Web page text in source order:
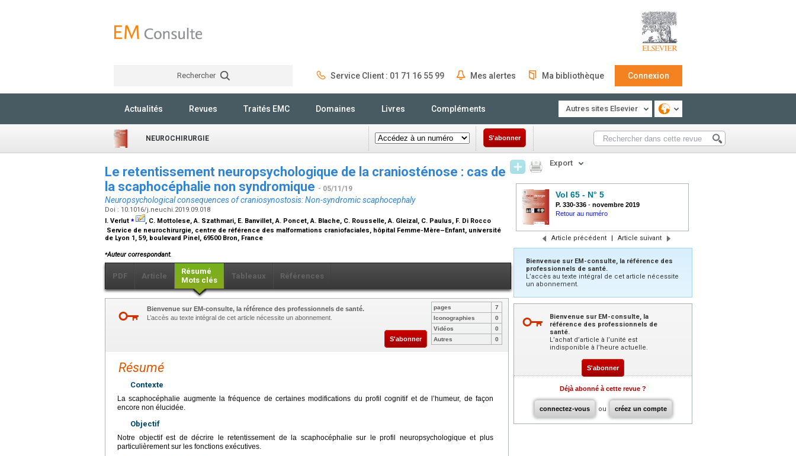
Rechercher Service Client : 01 71 16 55 99 Mes alertes Ma bibliothèque Connexion
Actualités Revues Traités EMC Domaines Livres Compléments Autres sites Elsevier
NEUROCHIRURGIE S'abonner
Le retentissement neuropsychologique de la craniosténose : cas de
la scaphocéphalie non syndromique - 05/11/19
Neuropsychological consequences of craniosynostosis: Non-syndromic scaphocephaly
Doi : 10.1016/j.neuchi.2019.09.018
I. Verlut ⁎
, C. Mottolese, A. Szathmari, E. Banvillet, A. Poncet, A. Blache, C. Rousselle, A. Gleizal, C. Paulus, F. Di Rocco
Service de neurochirurgie, centre de référence des malformations craniofaciales, hôpital Femme-Mère–Enfant, université
de Lyon 1, 59, boulevard Pinel, 69500 Bron, France
⁎Auteur correspondant.
PDF Article
Résumé
Mots clés
Tableaux Références
Bienvenue sur EM-consulte, la référence des professionnels de santé.
L’accès au texte intégral de cet article nécessite un abonnement.
S'abonner
pages
7
Iconographies
0
Vidéos
0
Autres
0
Résumé
Contexte
La scaphocéphalie augmente la fréquence de certaines modifications du profil cognitif et de l’humeur, de façon
encore non élucidée.
Objectif
Notre objectif est de décrire le retentissement de la scaphocéphalie sur le profil neuropsychologique et plus
particulièrement sur les fonctions exécutives.
Export
Vol 65 - N° 5
P. 330-336 - novembre 2019
Retour au numéro
Article précédent | Article suivant
Bienvenue sur EM-consulte, la référence des
professionnels de santé.
L’accès au texte intégral de cet article nécessite
un abonnement.
Bienvenue sur EM-consulte, la
référence des professionnels de
santé.
L’achat d’article à l’unité est
indisponible à l’heure actuelle.
S'abonner
Déjà abonné à cette revue ?
connectez-vous ou créez un compte